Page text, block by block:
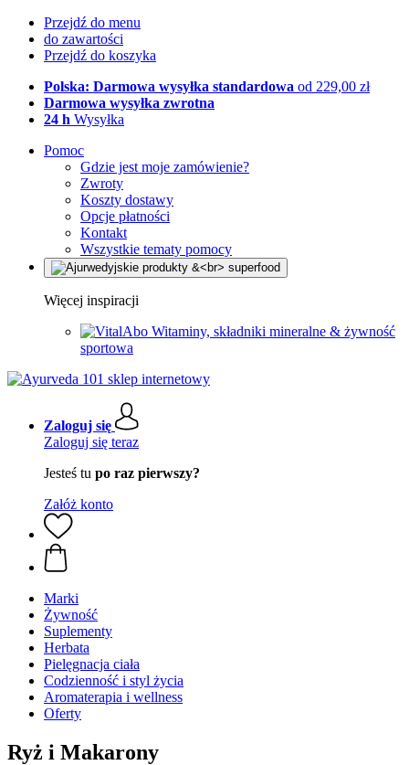
Przejdź do menu
do zawartości
Przejdź do koszyka
Polska: Darmowa wysyłka standardowa od 229,00 zł
Darmowa wysyłka zwrotna
24 h Wysyłka
Pomoc
Gdzie jest moje zamówienie?
Zwroty
Koszty dostawy
Opcje płatności
Kontakt
Wszystkie tematy pomocy
Więcej inspiracji
Witaminy, składniki mineralne & żywność
sportowa
Zaloguj się
Zaloguj się teraz
Jesteś tu po raz pierwszy?
Załóż konto
Marki
Żywność
Suplementy
Herbata
Pielęgnacja ciała
Codzienność i styl życia
Aromaterapia i wellness
Oferty
Ryż i Makarony